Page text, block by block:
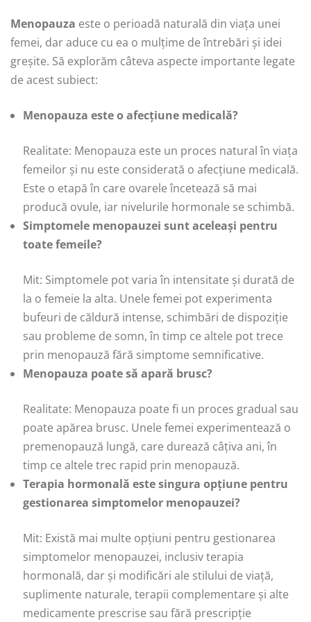
Menopauza este o perioadă naturală din viața unei
femei, dar aduce cu ea o mulțime de întrebări și idei
greșite. Să explorăm câteva aspecte importante legate
de acest subiect:
Menopauza este o afecțiune medicală?
Realitate: Menopauza este un proces natural în viața
femeilor și nu este considerată o afecțiune medicală.
Este o etapă în care ovarele încetează să mai
producă ovule, iar nivelurile hormonale se schimbă.
Simptomele menopauzei sunt aceleași pentru
toate femeile?
Mit: Simptomele pot varia în intensitate și durată de
la o femeie la alta. Unele femei pot experimenta
bufeuri de căldură intense, schimbări de dispoziție
sau probleme de somn, în timp ce altele pot trece
prin menopauză fără simptome semnificative.
Menopauza poate să apară brusc?
Realitate: Menopauza poate fi un proces gradual sau
poate apărea brusc. Unele femei experimentează o
premenopauză lungă, care durează câțiva ani, în
timp ce altele trec rapid prin menopauză.
Terapia hormonală este singura opțiune pentru
gestionarea simptomelor menopauzei?
Mit: Există mai multe opțiuni pentru gestionarea
simptomelor menopauzei, inclusiv terapia
hormonală, dar și modificări ale stilului de viață,
suplimente naturale, terapii complementare și alte
medicamente prescrise sau fără prescripție